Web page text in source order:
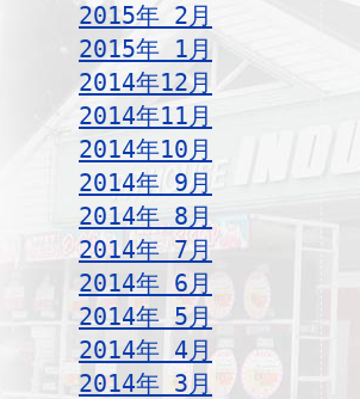
2015年 2月
2015年 1月
2014年12月
2014年11月
2014年10月
2014年 9月
2014年 8月
2014年 7月
2014年 6月
2014年 5月
2014年 4月
2014年 3月